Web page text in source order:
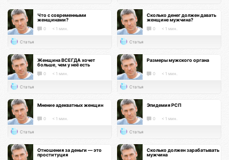
Что с современными
женщинами?
0 < 1 мин.
Статья
Сколько денег должен давать
женщине мужчина?
0 < 1 мин.
Статья
Женщина ВСЕГДА хочет
больше, чем у неё есть
0 < 1 мин.
Статья
Размеры мужского органа
0 < 1 мин.
Статья
Мнение адекватных женщин
0 < 1 мин.
Статья
Эпидемия РСП
0 < 1 мин.
Статья
Отношения за деньги — это
проституция
Сколько должен зарабатывать
мужчина